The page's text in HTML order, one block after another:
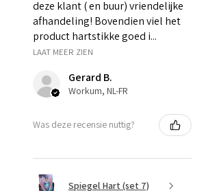
deze klant ( en buur) vriendelijke
afhandeling! Bovendien viel het
product hartstikke goed i...
LAAT MEER ZIEN
Gerard B.
Workum, NL-FR
Was deze recensie nuttig?
Spiegel Hart (set 7)